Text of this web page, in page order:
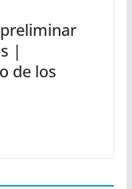
|
de los